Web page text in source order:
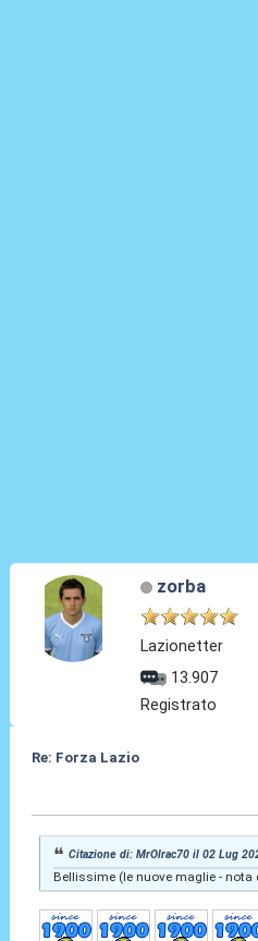
zorba
Lazionetter
13.907
Registrato
Re: Forza Lazio
Citazione di: MrOlrac70 il 02 Lug
Bellissime (le nuove maglie - nota